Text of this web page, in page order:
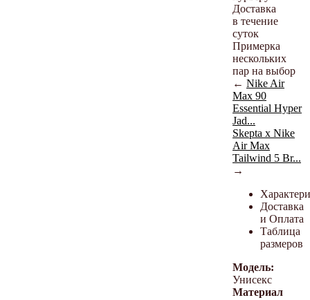
Доставка
в течение
суток
Примерка
нескольких
пар на выбор
← Nike Air
Max 90
Essential Hyper
Jad...
Skepta x Nike
Air Max
Tailwind 5 Br...
→
Доставка
и Оплата
Таблица
размеров
Модель:
Унисекс
Материал